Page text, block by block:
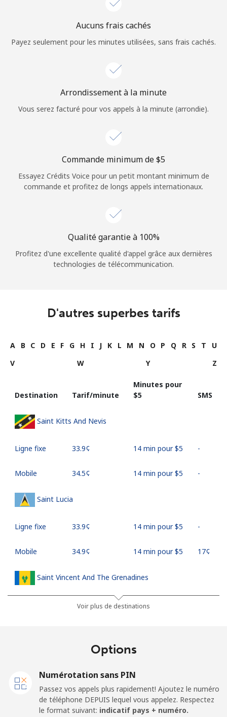
Login
ou
Continue avec
Aucuns frais cachés
Payez seulement pour les minutes utilisées, sans frais cachés.
Arrondissement à la minute
Vous serez facturé pour vos appels à la minute (arrondie).
Commande minimum de ⁦$5⁩
Essayez Crédits Voice pour un petit montant minimum de
commande et profitez de longs appels internationaux.
Qualité garantie à 100%
Profitez d'une excellente qualité d'appel grâce aux dernières
technologies de télécommunication.
D'autres superbes tarifs
A B C D E F G H I J K L M N O P Q R S T
U
V
W Y Z
Destination Tarif/minute
Minutes pour
⁦$5⁩
SMS
Saint Kitts And Nevis
Ligne fixe ⁦33.9¢⁩ 14 min pour ⁦$5⁩ -
Mobile ⁦34.5¢⁩ 14 min pour ⁦$5⁩ -
Saint Lucia
Ligne fixe ⁦33.9¢⁩ 14 min pour ⁦$5⁩ -
Mobile ⁦34.9¢⁩ 14 min pour ⁦$5⁩ ⁦17¢⁩
Saint Vincent And The Grenadines
⁦30.5¢⁩ 16 min pour ⁦$5⁩
Ligne fixe
⁦133.9¢⁩ 3 min pour ⁦$5⁩
Voir plus de destinations
Options
Numérotation sans PIN
Passez vos appels plus rapidement! Ajoutez le numéro
de téléphone DEPUIS lequel vous appelez. Respectez
le format suivant: indicatif pays + numéro.